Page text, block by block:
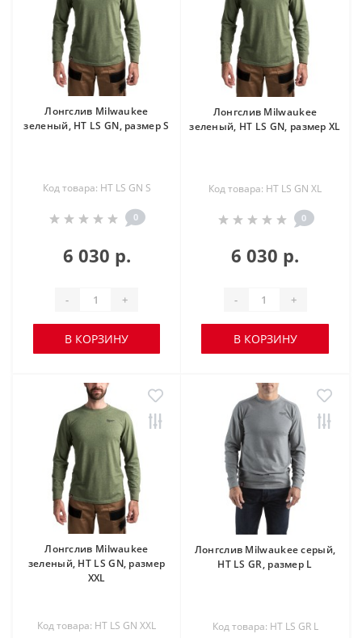
Лонгслив Milwaukee
зеленый, HT LS GN, размер S
Код товара: HT LS GN S
0
6 030 р.
- +
В КОРЗИНУ
Лонгслив Milwaukee
зеленый, HT LS GN, размер XL
Код товара: HT LS GN XL
0
6 030 р.
- +
В КОРЗИНУ
Лонгслив Milwaukee
зеленый, HT LS GN, размер
XXL
Код товара: HT LS GN XXL
Лонгслив Milwaukee серый,
HT LS GR, размер L
Код товара: HT LS GR L